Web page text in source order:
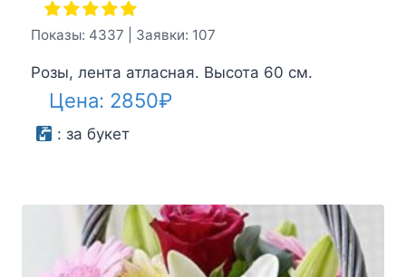
Показы: 4337 | Заявки: 107
Розы, лента атласная. Высота 60 см.
Цена: 2850₽
: за букет